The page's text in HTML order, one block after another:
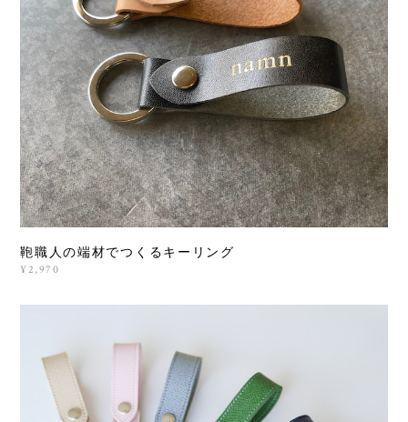
鞄職人の端材でつくるキーリング
¥2,970